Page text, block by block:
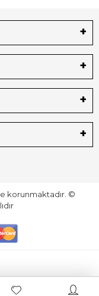
korunmaktadır. ©